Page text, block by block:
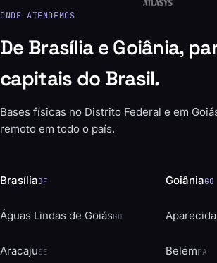
ONDE ATENDEMOS
De Brasília e Goiânia,
capitais do Brasil.
Bases físicas no Distrito Federal e em
remoto em todo o país.
BrasíliaDF GoiâniaGO
Águas Lindas de GoiásGO
AracajuSE BelémPA